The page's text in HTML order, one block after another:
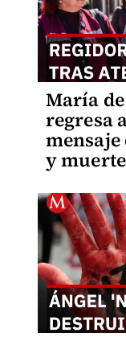
María
regresa
mensaje
y